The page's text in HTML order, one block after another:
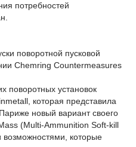
потребностей
поворотной пусковой
Chemring Countermeasures
поворотных установок
которая представила
новый вариант своего
(Multi-Ammunition Soft-kill
которые